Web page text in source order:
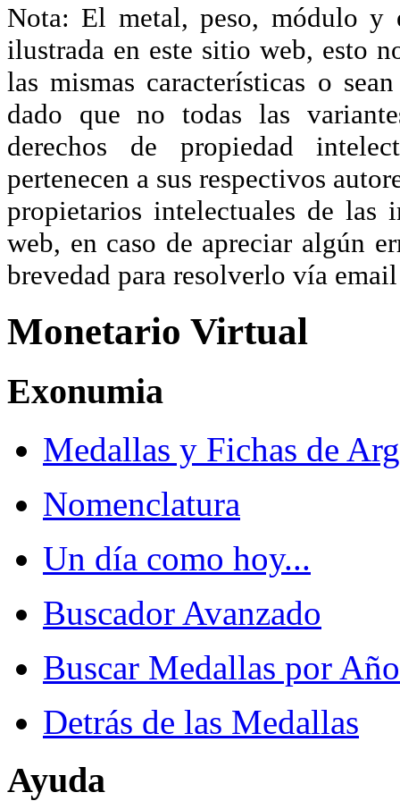
Nota: El metal, peso, módulo y
ilustrada en este sitio web, esto
las mismas características o
dado que no todas las
derechos de propiedad
pertenecen a sus respectivos
propietarios intelectuales de las
web, en caso de apreciar algún
brevedad para resolverlo vía
Monetario Virtual
Exonumia
Medallas y Fichas de
Nomenclatura
Un día como hoy...
Buscador Avanzado
Buscar Medallas por Año
Detrás de las Medallas
Ayuda